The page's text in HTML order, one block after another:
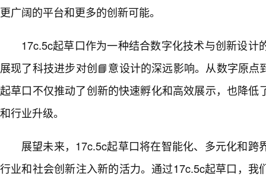
更广阔的平台和更多的创新可能。
17c.5c起草口作为一种结合数字化技术与创新设计
展现了科技进步对创📘意设计的深远影响。从数字原点
起草口不仅推动了创新的快速孵化和高效展示，也降低
和行业升级。
展望未来，17c.5c起草口将在智能化、多元化和跨
行业和社会创新注入新的活力。通过17c.5c起草口，我